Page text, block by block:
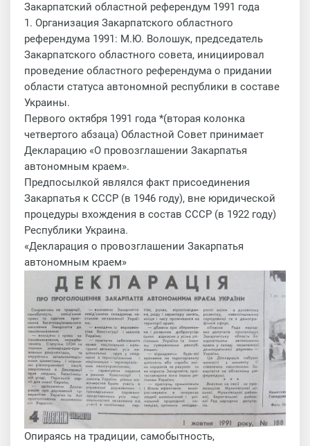
Закарпатский областной референдум 1991 года
1. Организация Закарпатского областного
референдума 1991: М.Ю. Волошук, председатель
Закарпатского областного совета, инициировал
проведение областного референдума о придании
области статуса автономной республики в составе
Украины.
Первого октября 1991 года *(вторая колонка
четвертого абзаца) Областной Совет принимает
Декларацию «О провозглашении Закарпатья
автономным краем».
Предпосылкой являлся факт присоединения
Закарпатья к СССР (в 1946 году), вне юридической
процедуры вхождения в состав СССР (в 1922 году)
Республики Украина.
«Декларация о провозглашении Закарпатья
автономным краем»
Опираясь на традиции, самобытность,